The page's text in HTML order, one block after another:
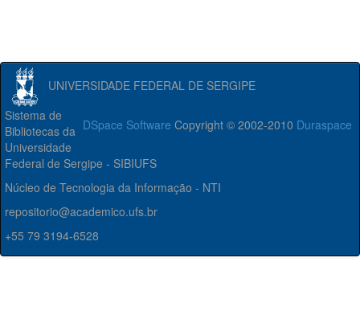
UNIVERSIDADE FEDERAL DE SERGIPE
DSpace Software Copyright © 2002-2010 Duraspace
Sistema de
Bibliotecas da
Universidade
Federal de Sergipe - SIBIUFS
Núcleo de Tecnologia da Informação - NTI
repositorio@academico.ufs.br
+55 79 3194-6528